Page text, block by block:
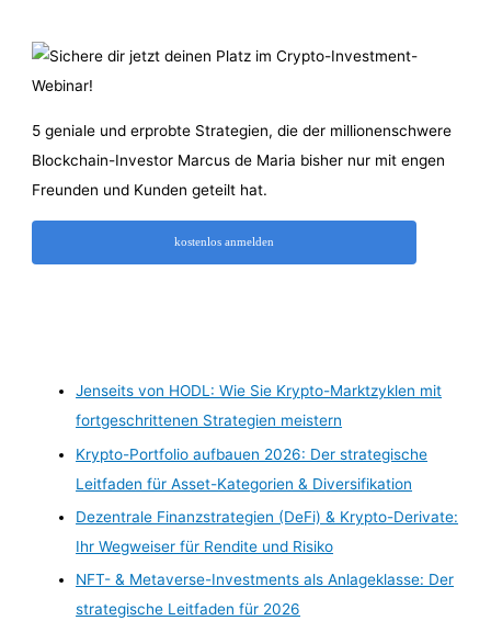
5 geniale und erprobte Strategien, die der millionenschwere
Blockchain-Investor Marcus de Maria bisher nur mit engen
Freunden und Kunden geteilt hat.
kostenlos anmelden
Jenseits von HODL: Wie Sie Krypto-Marktzyklen mit
fortgeschrittenen Strategien meistern
Krypto-Portfolio aufbauen 2026: Der strategische
Leitfaden für Asset-Kategorien & Diversifikation
Dezentrale Finanzstrategien (DeFi) & Krypto-Derivate:
Ihr Wegweiser für Rendite und Risiko
NFT- & Metaverse-Investments als Anlageklasse: Der
strategische Leitfaden für 2026